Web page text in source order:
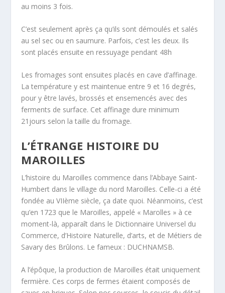
au moins 3 fois.
C’est seulement après ça qu’ils sont démoulés et salés
au sel sec ou en saumure. Parfois, c’est les deux. Ils
sont placés ensuite en ressuyage pendant 48h
Les fromages sont ensuites placés en cave d’affinage.
La température y est maintenue entre 9 et 16 degrés,
pour y être lavés, brossés et ensemencés avec des
ferments de surface. Cet affinage dure minimum
21jours selon la taille du fromage.
L’ÉTRANGE HISTOIRE DU
MAROILLES
L’histoire du Maroilles commence dans l’Abbaye Saint-
Humbert dans le village du nord Maroilles. Celle-ci a été
fondée au VIIème siècle, ça date quoi. Néanmoins, c’est
qu’en 1723 que le Maroilles, appelé « Marolles » à ce
moment-là, apparaît dans le Dictionnaire Universel du
Commerce, d’Histoire Naturelle, d’arts, et de Métiers de
Savary des Brûlons. Le fameux : DUCHNAMSB.
A l’épôque, la production de Maroilles était uniquement
fermière. Ces corps de fermes étaient composés de